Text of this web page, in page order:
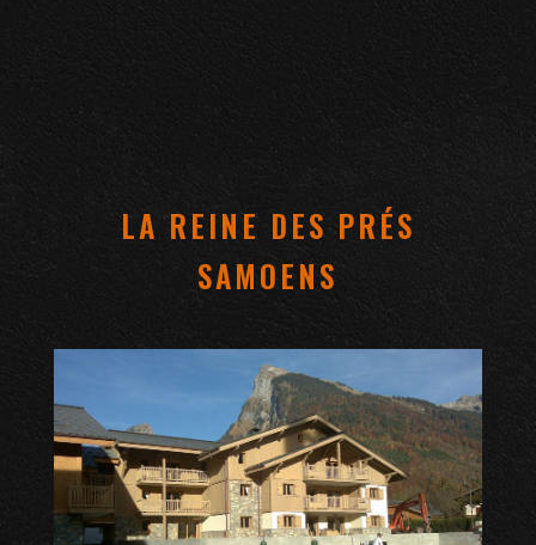
LA REINE DES PRÉS
SAMOENS